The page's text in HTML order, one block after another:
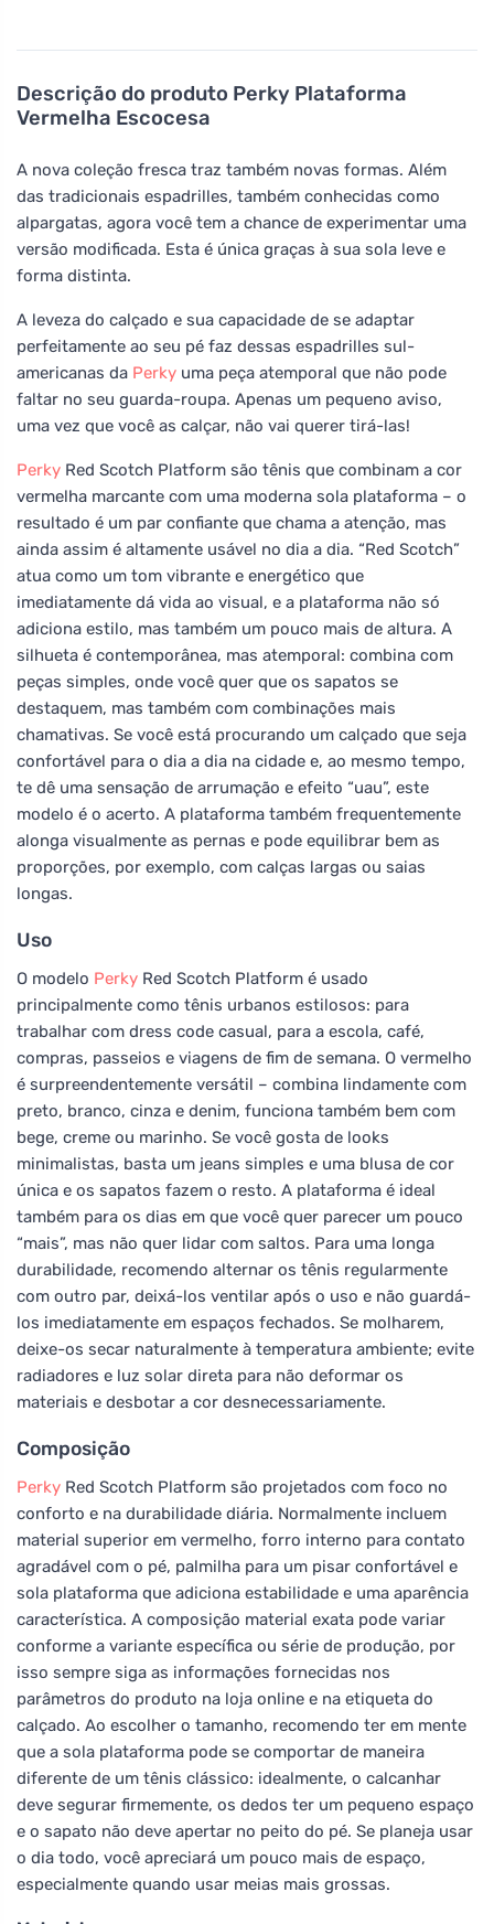
Descrição do produto Perky Plataforma
Vermelha Escocesa
A nova coleção fresca traz também novas formas. Além
das tradicionais espadrilles, também conhecidas como
alpargatas, agora você tem a chance de experimentar uma
versão modificada. Esta é única graças à sua sola leve e
forma distinta.
A leveza do calçado e sua capacidade de se adaptar
perfeitamente ao seu pé faz dessas espadrilles sul-
americanas da Perky uma peça atemporal que não pode
faltar no seu guarda-roupa. Apenas um pequeno aviso,
uma vez que você as calçar, não vai querer tirá-las!
Perky Red Scotch Platform são tênis que combinam a cor
vermelha marcante com uma moderna sola plataforma – o
resultado é um par confiante que chama a atenção, mas
ainda assim é altamente usável no dia a dia. “Red Scotch”
atua como um tom vibrante e energético que
imediatamente dá vida ao visual, e a plataforma não só
adiciona estilo, mas também um pouco mais de altura. A
silhueta é contemporânea, mas atemporal: combina com
peças simples, onde você quer que os sapatos se
destaquem, mas também com combinações mais
chamativas. Se você está procurando um calçado que seja
confortável para o dia a dia na cidade e, ao mesmo tempo,
te dê uma sensação de arrumação e efeito “uau”, este
modelo é o acerto. A plataforma também frequentemente
alonga visualmente as pernas e pode equilibrar bem as
proporções, por exemplo, com calças largas ou saias
longas.
Uso
O modelo Perky Red Scotch Platform é usado
principalmente como tênis urbanos estilosos: para
trabalhar com dress code casual, para a escola, café,
compras, passeios e viagens de fim de semana. O vermelho
é surpreendentemente versátil – combina lindamente com
preto, branco, cinza e denim, funciona também bem com
bege, creme ou marinho. Se você gosta de looks
minimalistas, basta um jeans simples e uma blusa de cor
única e os sapatos fazem o resto. A plataforma é ideal
também para os dias em que você quer parecer um pouco
“mais”, mas não quer lidar com saltos. Para uma longa
durabilidade, recomendo alternar os tênis regularmente
com outro par, deixá-los ventilar após o uso e não guardá-
los imediatamente em espaços fechados. Se molharem,
deixe-os secar naturalmente à temperatura ambiente; evite
radiadores e luz solar direta para não deformar os
materiais e desbotar a cor desnecessariamente.
Composição
Perky Red Scotch Platform são projetados com foco no
conforto e na durabilidade diária. Normalmente incluem
material superior em vermelho, forro interno para contato
agradável com o pé, palmilha para um pisar confortável e
sola plataforma que adiciona estabilidade e uma aparência
característica. A composição material exata pode variar
conforme a variante específica ou série de produção, por
isso sempre siga as informações fornecidas nos
parâmetros do produto na loja online e na etiqueta do
calçado. Ao escolher o tamanho, recomendo ter em mente
que a sola plataforma pode se comportar de maneira
diferente de um tênis clássico: idealmente, o calcanhar
deve segurar firmemente, os dedos ter um pequeno espaço
e o sapato não deve apertar no peito do pé. Se planeja usar
o dia todo, você apreciará um pouco mais de espaço,
especialmente quando usar meias mais grossas.